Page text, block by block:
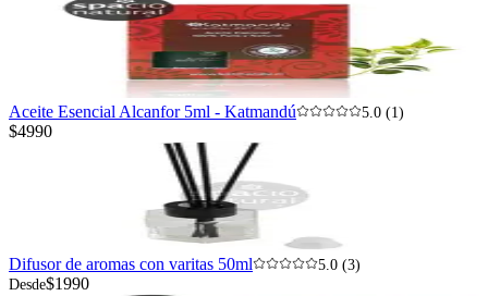
Aceite Esencial Alcanfor 5ml - Katmandú 5.0 (1)
$4990
Difusor de aromas con varitas 50ml
5.0 (3)
Desde$1990